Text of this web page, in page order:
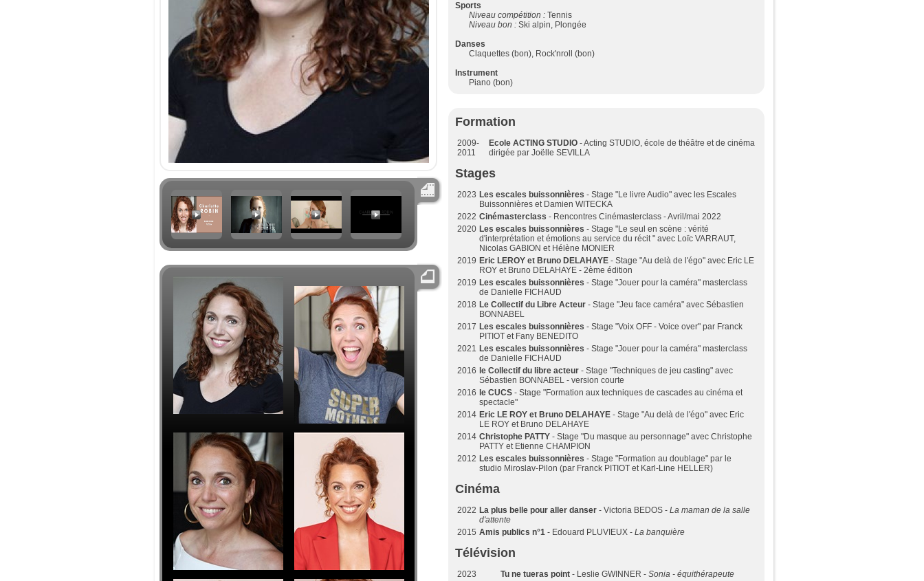
Sports
Niveau compétition : Tennis
Niveau bon : Ski alpin, Plongée
Danses
Claquettes (bon), Rock'nroll (bon)
Instrument
Piano (bon)
Formation
2009-
2011
Ecole ACTING STUDIO - Acting STUDIO, école de théâtre et de cinéma
dirigée par Joëlle SEVILLA
Stages
2023 Les escales buissonnières - Stage "Le livre Audio" avec les Escales
Buissonnières et Damien WITECKA
2022 Cinémasterclass - Rencontres Cinémasterclass - Avril/mai 2022
2020 Les escales buissonnières - Stage "Le seul en scène : vérité
d'interprétation et émotions au service du récit " avec Loïc VARRAUT,
Nicolas GABION et Hélène MONIER
2019 Eric LEROY et Bruno DELAHAYE - Stage "Au delà de l'égo" avec Eric LE
ROY et Bruno DELAHAYE - 2ème édition
2019 Les escales buissonnières - Stage "Jouer pour la caméra" masterclass
de Danielle FICHAUD
2018 Le Collectif du Libre Acteur - Stage "Jeu face caméra" avec Sébastien
BONNABEL
2017 Les escales buissonnières - Stage "Voix OFF - Voice over" par Franck
PITIOT et Fany BENEDITO
2021 Les escales buissonnières - Stage "Jouer pour la caméra" masterclass
de Danielle FICHAUD
2016 le Collectif du libre acteur - Stage "Techniques de jeu casting" avec
Sébastien BONNABEL - version courte
2016 le CUCS - Stage "Formation aux techniques de cascades au cinéma et
spectacle"
2014 Eric LE ROY et Bruno DELAHAYE - Stage "Au delà de l'égo" avec Eric
LE ROY et Bruno DELAHAYE
2014 Christophe PATTY - Stage "Du masque au personnage" avec Christophe
PATTY et Etienne CHAMPION
2012 Les escales buissonnières - Stage "Formation au doublage" par le
studio Miroslav-Pilon (par Franck PITIOT et Karl-Line HELLER)
Cinéma
2022 La plus belle pour aller danser - Victoria BEDOS - La maman de la salle
d'attente
2015 Amis publics n°1 - Edouard PLUVIEUX - La banquière
Télévision
2023 Tu ne tueras point - Leslie GWINNER - Sonia - équithérapeute